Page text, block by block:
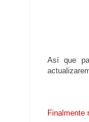
Así que
Finalmente